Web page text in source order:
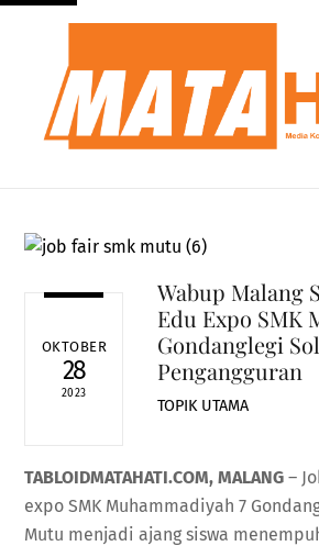
Skip
OKTOBER
28
2023
Wabup Malang
Edu Expo SMK
Gondanglegi
Pengangguran
TOPIK UTAMA
TABLOIDMATAHATI.COM, MALANG–
expo SMK Muhammadiyah 7
Mutu menjadi ajang siswa